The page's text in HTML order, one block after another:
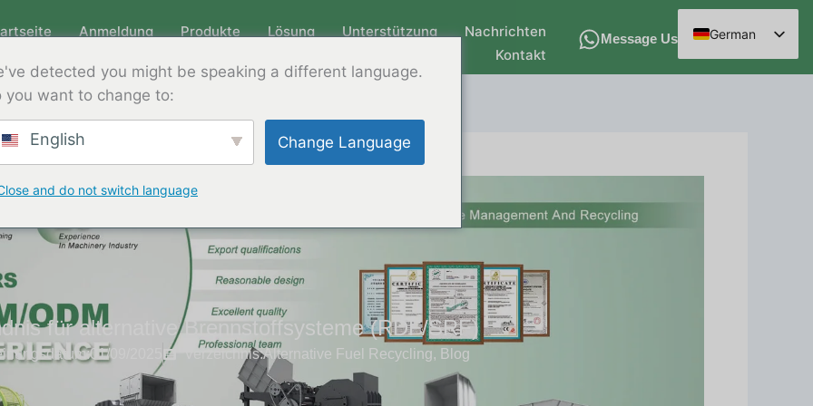
Anmeldung Produkte Lösung Unterstützung
Nachrichten
Kontakt
Message Us
German
English
für alternative Brennstoffsysteme (RDF/SRF)
09/2025 Verzeichnis:Alternative Fuel Recycling, Blog
detected you might be speaking a different language.
you want to change to:
English Change Language
and do not switch language